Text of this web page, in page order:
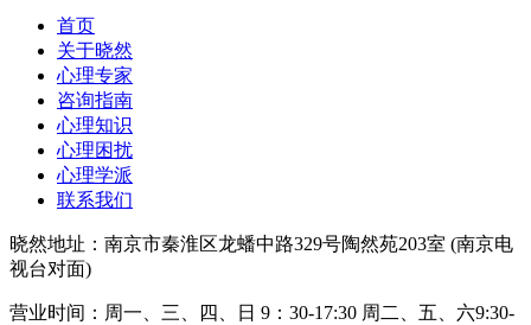
首页
关于晓然
心理专家
咨询指南
心理知识
心理困扰
心理学派
联系我们
晓然地址：南京市秦淮区龙蟠中路329号陶然苑203室 (南京电
视台对面)
营业时间：周一、三、四、日 9：30-17:30 周二、五、六9:30-